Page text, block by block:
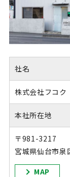
社名
株式会社フコク
本社所在地
〒981-3217
宮城県仙台市
MAP